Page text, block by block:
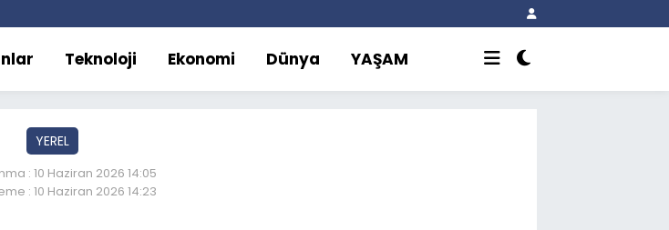
Teknoloji Ekonomi Dünya YAŞAM
YEREL
: 10 Haziran 2026 14:05
: 10 Haziran 2026 14:23